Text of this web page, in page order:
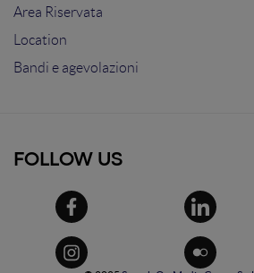
Area Riservata
Location
Bandi e agevolazioni
FOLLOW US